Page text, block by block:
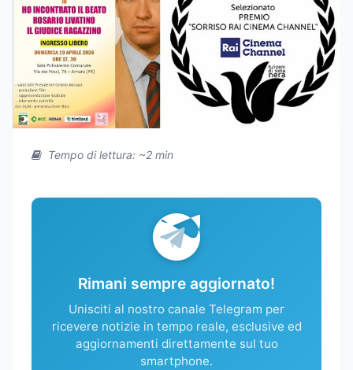
Tempo di lettura: ~2 min
Rimani sempre aggiornato!
Unisciti al nostro canale Telegram per
ricevere notizie in tempo reale, esclusive ed
aggiornamenti direttamente sul tuo
smartphone.